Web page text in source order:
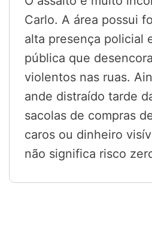
Carlo. A área possui
alta presença policial
pública que
violentos nas ruas.
ande distraído tarde
sacolas de compras
caros ou dinheiro
não significa risco